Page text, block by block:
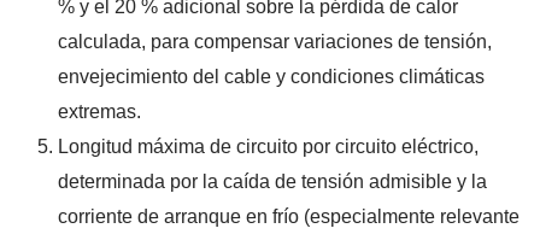
% y el 20 % adicional sobre la pérdida de calor
calculada, para compensar variaciones de tensión,
envejecimiento del cable y condiciones climáticas
extremas.
Longitud máxima de circuito por circuito eléctrico,
determinada por la caída de tensión admisible y la
corriente de arranque en frío (especialmente relevante